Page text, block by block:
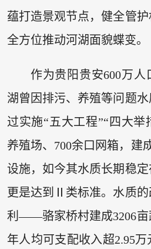
蕴打造景观节点，健全管护
全方位推动河湖面貌蝶变。
作为贵阳贵安600万人
湖曾因排污、养殖等问题
过实施“五大工程”“四大举
养殖场、700余口网箱，建
设施，如今其水质长期稳
更是达到Ⅱ类标准。水质
利——骆家桥村建成3206亩
年人均可支配收入超2.95